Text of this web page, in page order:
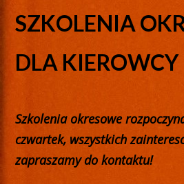
SZKOLENIA
DLA
Szkolenia okresowe
czwartek, wszystkich
zapraszamy do kontaktu!